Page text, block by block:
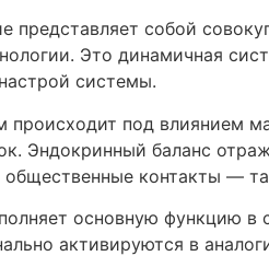
представляет собой
Это динамичная
системы.
под влиянием
Эндокринный баланс
общественные контакты —
основную функцию в
активируются в